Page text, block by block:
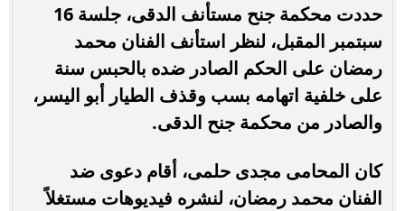
حددت محكمة جنح مستأنف الدقى، جلسة 16
سبتمبر المقبل، لنظر استأنف الفنان محمد
رمضان على الحكم الصادر ضده بالحبس سنة
على خلفية اتهامه بسب وقذف الطيار أبو اليسر،
والصادر من محكمة جنح الدقى.
كان المحامى مجدى حلمى، أقام دعوى ضد
الفنان محمد رمضان، لنشره فيديوهات مستغلاً